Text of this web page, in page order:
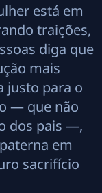
está em
traições,
diga que
mais
justo para o
— que não
dos pais —,
em
sacrifício